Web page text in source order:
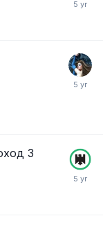
3